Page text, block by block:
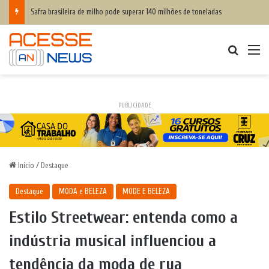
Safra brasileira de milho pode superar 140 milhões de toneladas
PUBLICIDADE
Início / Destaque
Destaque MODA e BELEZA MODE E BELEZA
Estilo Streetwear: entenda como a
indústria musical influenciou a
tendência da moda de rua